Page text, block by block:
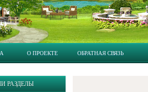
О ПРОЕКТЕ ОБРАТНАЯ СВЯЗЬ
РАЗДЕЛЫ